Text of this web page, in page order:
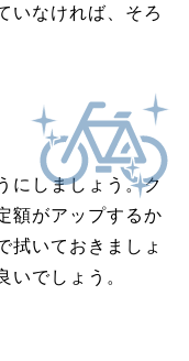
いなければ、そろ
にしましょう。ク
額がアップするか
拭いておきましょ
いでしょう。